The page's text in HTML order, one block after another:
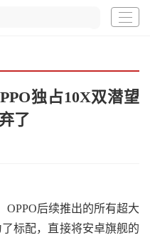
独占10X双潜望
了
后续推出的所有超大
标配，直接将安卓旗舰的